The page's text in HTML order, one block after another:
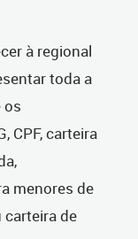
à regional
toda a
os
CPF, carteira
menores de
carteira de